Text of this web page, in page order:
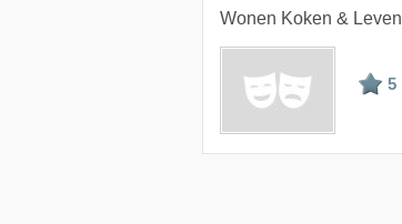
Wonen Koken & Leven
5